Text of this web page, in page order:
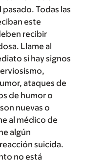
Todas las
este
recibir
Llame al
si hay signos
ataques de
de humor o
nuevas o
al médico de
algún
suicida.
no está